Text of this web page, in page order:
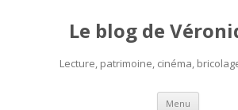
Le blog de
Lecture, patrimoine, cinéma,
Menu Aller